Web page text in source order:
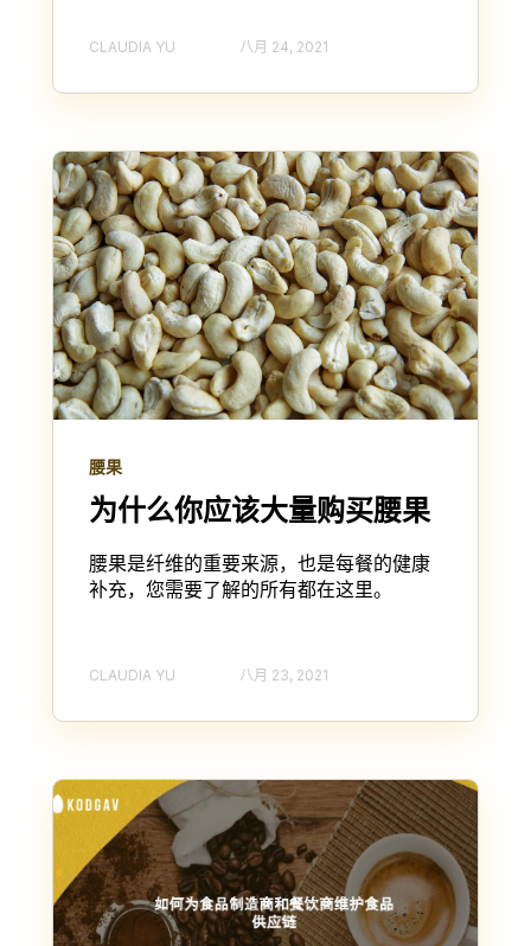
CLAUDIA YU 八月 24, 2021
腰果
为什么你应该大量购买腰果
腰果是纤维的重要来源，也是每餐的健康
补充，您需要了解的所有都在这里。
CLAUDIA YU 八月 23, 2021